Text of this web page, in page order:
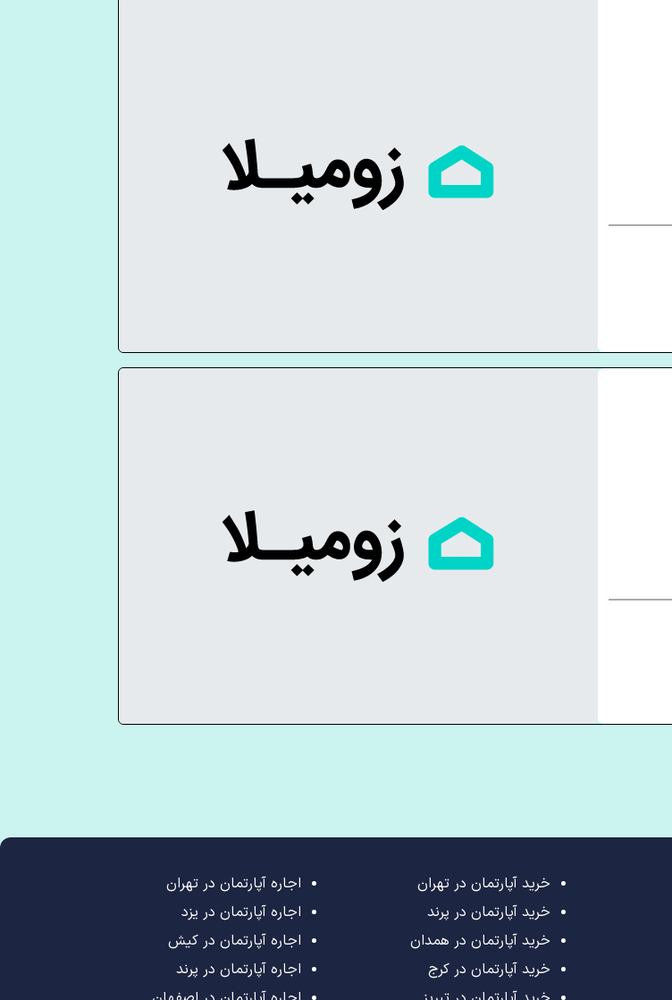
خرید آپارتمان در تهران
خرید آپارتمان در پرند
خرید آپارتمان در همدان
خرید آپارتمان در کرج
اجاره آپارتمان در تهران
اجاره آپارتمان در یزد
اجاره آپارتمان در کیش
اجاره آپارتمان در پرند